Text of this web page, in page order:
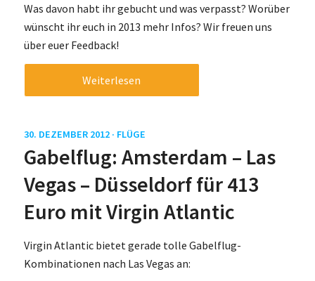
Was davon habt ihr gebucht und was verpasst? Worüber
wünscht ihr euch in 2013 mehr Infos? Wir freuen uns
über euer Feedback!
Weiterlesen
30. DEZEMBER 2012 · FLÜGE
Gabelflug: Amsterdam – Las
Vegas – Düsseldorf für 413
Euro mit Virgin Atlantic
Virgin Atlantic bietet gerade tolle Gabelflug-
Kombinationen nach Las Vegas an: